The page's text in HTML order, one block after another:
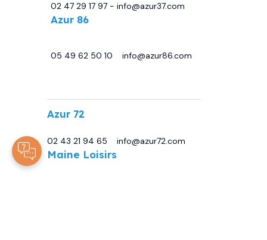
02 47 29 17 97- info@azur37.com
Azur 86
05 49 62 50 10
info@azur86.com
Azur 72
02 43 21 94 65
info@azur72.com
Maine Loisirs